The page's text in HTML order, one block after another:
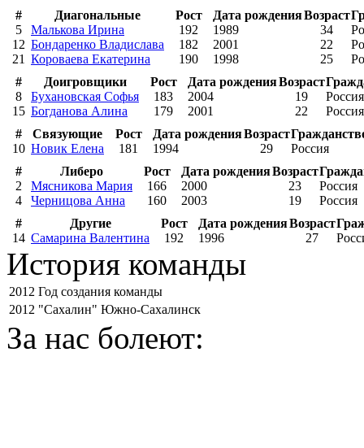
#
Диагональные Рост Дата рожденияВозраст
5
Малькова Ирина 192 1989 34
12 Бондаренко Владислава 182 2001 22
21 Короваева Екатерина 190 1998 25
#
Доигровщики Рост Дата рожденияВозраст
8
Бухановская Софья 183 2004 19
Россия
15 Богданова Алина 179 2001 22
Россия
#
Связующие Рост Дата рожденияВозраст
10 Новик Елена 181 1994 29
Россия
#
Либеро Рост Дата рожденияВозраст
2
Мясникова Мария 166 2000 23
Россия
4
Черницова Анна 160 2003 19
Россия
#
Другие Рост Дата рожденияВозраст
14 Самарина Валентина 192 1996 27
История команды
2012 Год создания команды
2012 "Сахалин" Южно-Сахалинск
За нас болеют: